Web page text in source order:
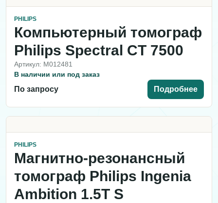
PHILIPS
Компьютерный томограф
Philips Spectral CT 7500
Артикул: M012481
В наличии или под заказ
По запросу Подробнее
PHILIPS
Магнитно-резонансный
томограф Philips Ingenia
Ambition 1.5T S